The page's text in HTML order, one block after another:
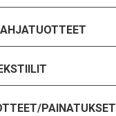
PAINATUKSET